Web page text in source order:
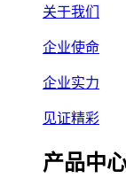
关于我们
企业使命
企业实力
见证精彩
产品中